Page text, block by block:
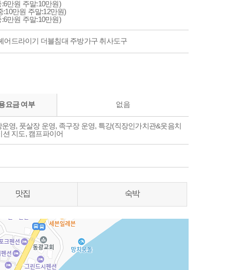
만원 주말:10만원)
:10만원 주말:12만원)
만원 주말:10만원)
어드라이기 더블침대 주방가구 취사도구
요금 여부 없음
영, 풋살장 운영, 족구장 운영, 특강(직장인가치관&웃음치
션 지도, 캠프파이어
맛집 숙박